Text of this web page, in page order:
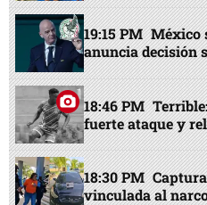
19:15 PM México
anuncia decisión
18:46 PM
fuerte ataque y
18:30 PM
vinculada al